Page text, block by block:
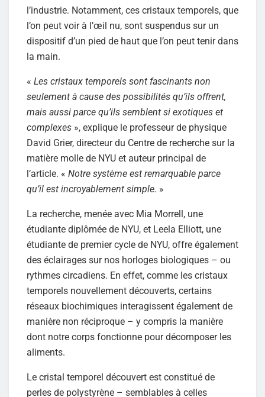
l’industrie. Notamment, ces cristaux temporels, que
l’on peut voir à l’œil nu, sont suspendus sur un
dispositif d’un pied de haut que l’on peut tenir dans
la main.
« Les cristaux temporels sont fascinants non
seulement à cause des possibilités qu’ils offrent,
mais aussi parce qu’ils semblent si exotiques et
complexes », explique le professeur de physique
David Grier, directeur du Centre de recherche sur la
matière molle de NYU et auteur principal de
l’article. « Notre système est remarquable parce
qu’il est incroyablement simple. »
La recherche, menée avec Mia Morrell, une
étudiante diplômée de NYU, et Leela Elliott, une
étudiante de premier cycle de NYU, offre également
des éclairages sur nos horloges biologiques – ou
rythmes circadiens. En effet, comme les cristaux
temporels nouvellement découverts, certains
réseaux biochimiques interagissent également de
manière non réciproque – y compris la manière
dont notre corps fonctionne pour décomposer les
aliments.
Le cristal temporel découvert est constitué de
perles de polystyrène – semblables à celles